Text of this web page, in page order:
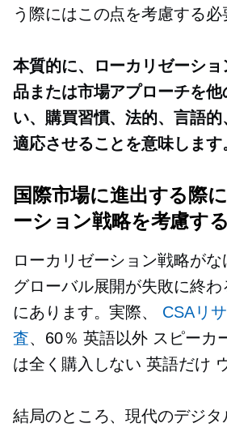
う際にはこの点を考慮する必
本質的に、ローカリゼーシ
品または市場アプローチを
い、購買習慣、法的、言語
適応させることを意味します
国際市場に進出する際
ーション戦略を考慮す
ローカリゼーション戦略が
グローバル展開が失敗に終
にあります。実際、 CSAリ
査、60％英語以外 スピーカ
は全く購入しない英語だけ
結局のところ、現代のデジタ